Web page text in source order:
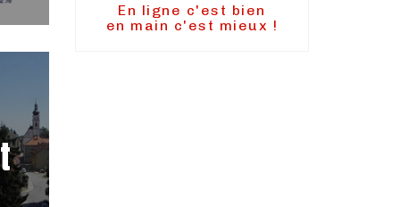
En ligne c'est bien
en main c'est mieux !